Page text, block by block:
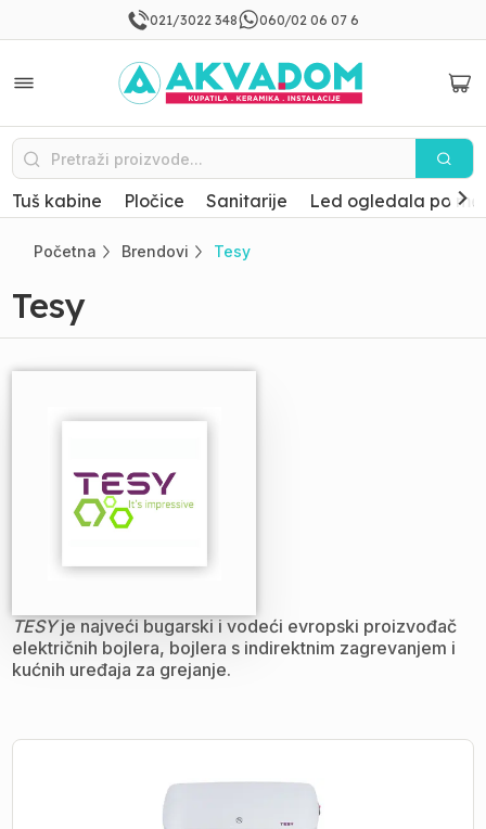
021/3022 348 060/02 06 07 6
Tuš kabine Pločice Sanitarije Led ogledala po
Početna Brendovi Tesy
Tesy
TESYje najveći bugarski i vodeći evropski proizvođač
električnih bojlera, bojlera s indirektnim zagrevanjem i
kućnih uređaja za grejanje.
TESY